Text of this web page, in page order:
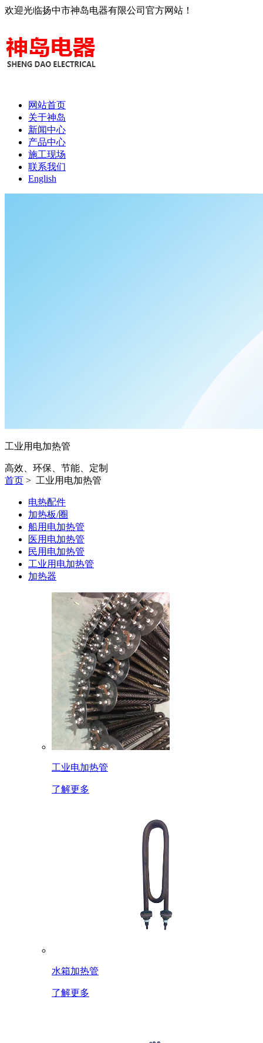
欢迎光临扬中市神岛电器有限公司官方网站！
网站首页
关于神岛
新闻中心
产品中心
施工现场
联系我们
English
工业用电加热管
高效、环保、节能、定制
首页 > 工业用电加热管
电热配件
加热板/圈
船用电加热管
医用电加热管
民用电加热管
工业用电加热管
加热器
工业电加热管
了解更多
水箱加热管
了解更多